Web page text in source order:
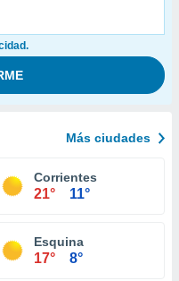
Más ciudades
Corrientes
21° 11°
Esquina
17° 8°